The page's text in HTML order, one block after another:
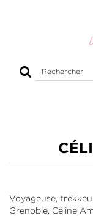
Rechercher
Voyageuse,
Grenoble, Céline